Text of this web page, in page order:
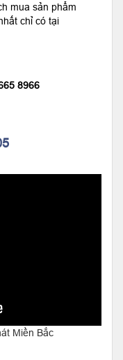
mua sản phẩm
chỉ có tại
8966
Miền Bắc